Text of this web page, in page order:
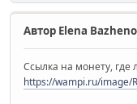
Автор Elena
Ссылка на монету, где
https://wampi.ru/image/